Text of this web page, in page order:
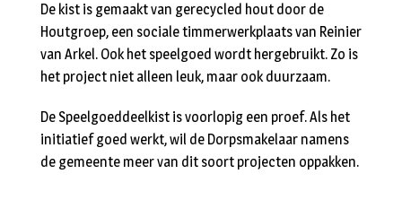
De kist is gemaakt van gerecycled hout door de
Houtgroep, een sociale timmerwerkplaats van Reinier
van Arkel. Ook het speelgoed wordt hergebruikt. Zo is
het project niet alleen leuk, maar ook duurzaam.
De Speelgoeddeelkist is voorlopig een proef. Als het
initiatief goed werkt, wil de Dorpsmakelaar namens
de gemeente meer van dit soort projecten oppakken.